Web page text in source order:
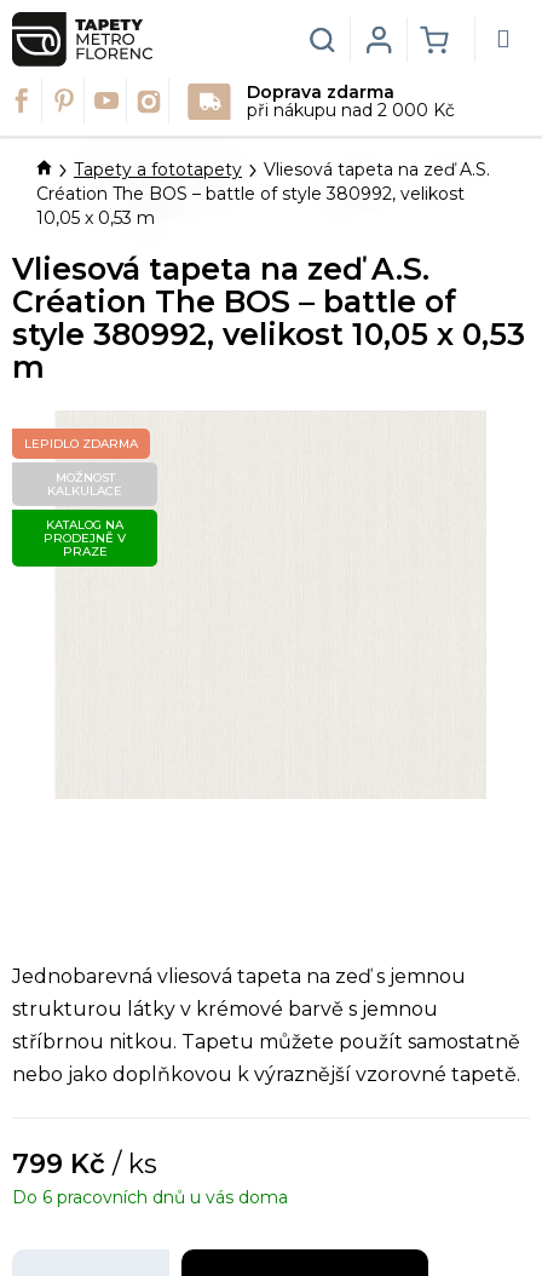
Přejít
na
obsah
Doprava zdarma
při nákupu nad 2 000 Kč
Hledat
KOŠÍK
Login
DomůTapety a fototapety
Vliesová tapeta na zeď A.S.
Création The BOS – battle of style 380992, velikost
10,05 x 0,53 m
Jednobarevná vliesová tapeta na zeď s jemnou
strukturou látky v krémové barvě s jemnou
stříbrnou nitkou. Tapetu můžete použít samostatně
nebo jako doplňkovou k výraznější vzorovné tapetě.
799 Kč / ks
Do 6 pracovních dnů u vás doma
Vliesová tapeta na zeď A.S.
Création The BOS – battle of
style 380992, velikost 10,05 x 0,53
m
LEPIDLO ZDARMA
MOŽNOST
KALKULACE
KATALOG NA
PRODEJNĚ V
PRAZE